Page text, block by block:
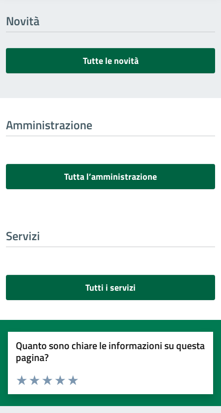
Novità
Tutte le novità
Amministrazione
Tutta l’amministrazione
Servizi
Tutti i servizi
Quanto sono chiare le informazioni su questa
pagina?
Valuta 5 stelle su 5
Valuta 4 stelle su 5
Valuta 3 stelle su 5
Valuta 2 stelle su 5
Valuta 1 stelle su 5